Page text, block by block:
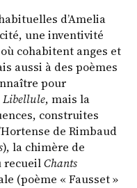
d’Amelia
une inventivité
cohabitent anges et
aussi à des poèmes
pour
Libellule, mais la
construites
de Rimbaud
), la chimère de
recueilChants
(poème « Fausset »